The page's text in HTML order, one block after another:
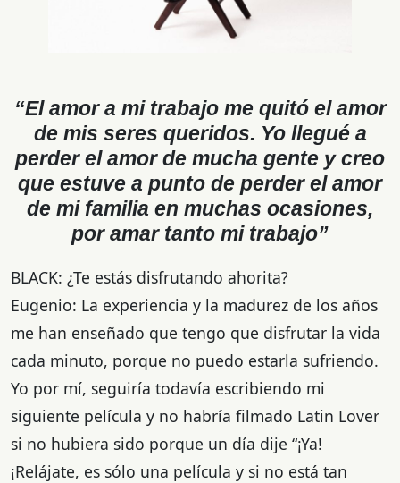
“El amor a mi trabajo me quitó el amor
de mis seres queridos. Yo llegué a
perder el amor de mucha gente y creo
que estuve a punto de perder el amor
de mi familia en muchas ocasiones,
por amar tanto mi trabajo”
BLACK: ¿Te estás disfrutando ahorita?
Eugenio: La experiencia y la madurez de los años
me han enseñado que tengo que disfrutar la vida
cada minuto, porque no puedo estarla sufriendo.
Yo por mí, seguiría todavía escribiendo mi
siguiente película y no habría filmado Latin Lover
si no hubiera sido porque un día dije “¡Ya!
¡Relájate, es sólo una película y si no está tan